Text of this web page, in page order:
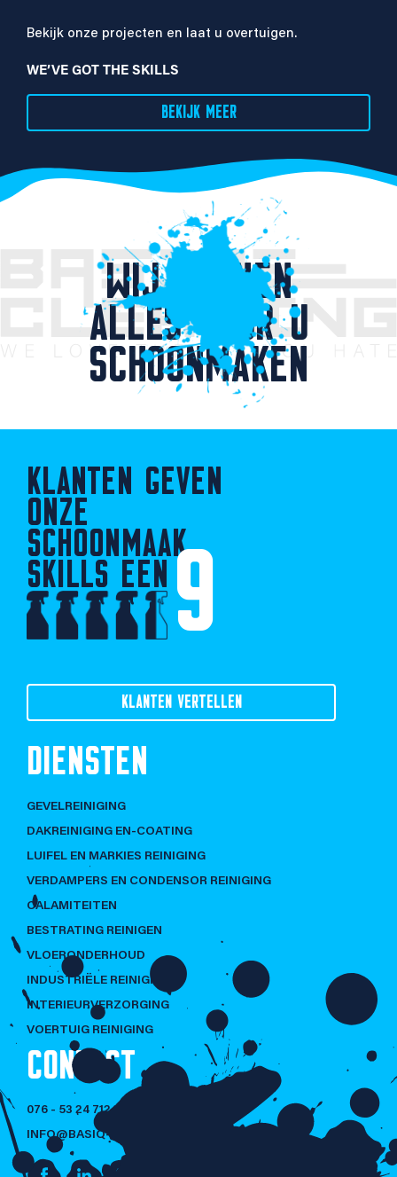
Bekijk onze projecten en laat u overtuigen.
WE’VE GOT THE SKILLS
BEKIJK MEER
WIJ KUNNEN
ALLES VOOR U
SCHOONMAKEN
KLANTEN GEVEN
ONZE
SCHOONMAAK
SKILLS EEN 9
KLANTEN VERTELLEN
DIENSTEN
GEVELREINIGING
DAKREINIGING EN-COATING
LUIFEL EN MARKIES REINIGING
VERDAMPERS EN CONDENSOR REINIGING
CALAMITEITEN
BESTRATING REINIGEN
VLOERONDERHOUD
INDUSTRIËLE REINIGING
INTERIEURVERZORGING
VOERTUIG REINIGING
CONTACT
076 - 53 24 712
INFO@BASIQ-CLEANING.NL